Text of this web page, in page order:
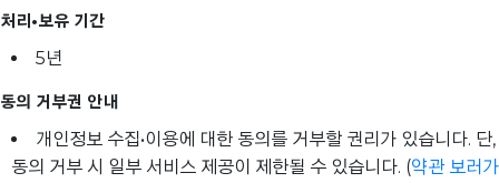
처리•보유 기간
5년
동의 거부권 안내
개인정보 수집•이용에 대한 동의를 거부할 권리가 있습니다. 단,
동의 거부 시 일부 서비스 제공이 제한될 수 있습니다. (약관 보러가